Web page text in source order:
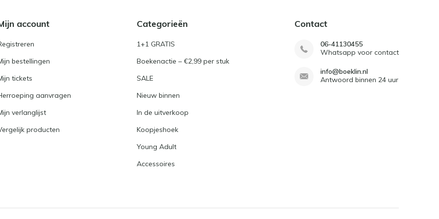
account
bestellingen
tickets
aanvragen
verlanglijst
producten
Categorieën
1+1 GRATIS
Boekenactie – €2,99 per stuk
SALE
Nieuw binnen
In de uitverkoop
Koopjeshoek
Young Adult
Accessoires
Contact
06-41130455
Whatsapp voor contact
info@boeklin.nl
Antwoord binnen 24 uur